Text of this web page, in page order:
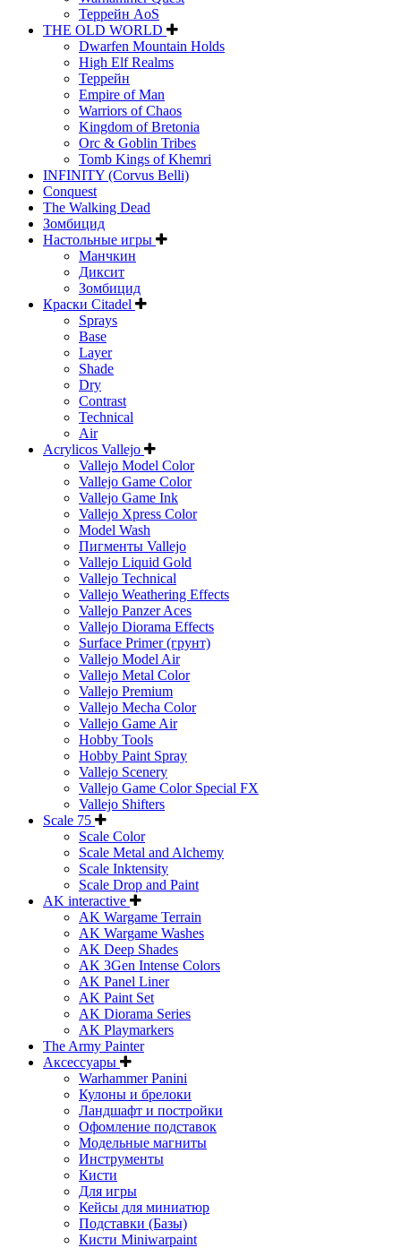
Террейн AoS
THE OLD WORLD
Dwarfen Mountain Holds
High Elf Realms
Террейн
Empire of Man
Warriors of Chaos
Kingdom of Bretonia
Orc & Goblin Tribes
Tomb Kings of Khemri
INFINITY (Corvus Belli)
Conquest
The Walking Dead
Зомбицид
Настольные игры
Манчкин
Диксит
Зомбицид
Краски Citadel
Sprays
Base
Layer
Shade
Dry
Contrast
Technical
Air
Acrylicos Vallejo
Vallejo Model Color
Vallejo Game Color
Vallejo Game Ink
Vallejo Xpress Color
Model Wash
Пигменты Vallejo
Vallejo Liquid Gold
Vallejo Technical
Vallejo Weathering Effects
Vallejo Panzer Aces
Vallejo Diorama Effects
Surface Primer (грунт)
Vallejo Model Air
Vallejo Metal Color
Vallejo Premium
Vallejo Mecha Color
Vallejo Game Air
Hobby Tools
Hobby Paint Spray
Vallejo Scenery
Vallejo Game Color Special FX
Vallejo Shifters
Scale 75
Scale Color
Scale Metal and Alchemy
Scale Inktensity
Scale Drop and Paint
AK interactive
AK Wargame Terrain
AK Wargame Washes
AK Deep Shades
AK 3Gen Intense Colors
AK Panel Liner
AK Paint Set
AK Diorama Series
AK Playmarkers
The Army Painter
Аксессуары
Warhammer Panini
Кулоны и брелоки
Ландшафт и постройки
Офомление подставок
Модельные магниты
Инструменты
Кисти
Для игры
Кейсы для миниатюр
Подставки (Базы)
Кисти Miniwarpaint